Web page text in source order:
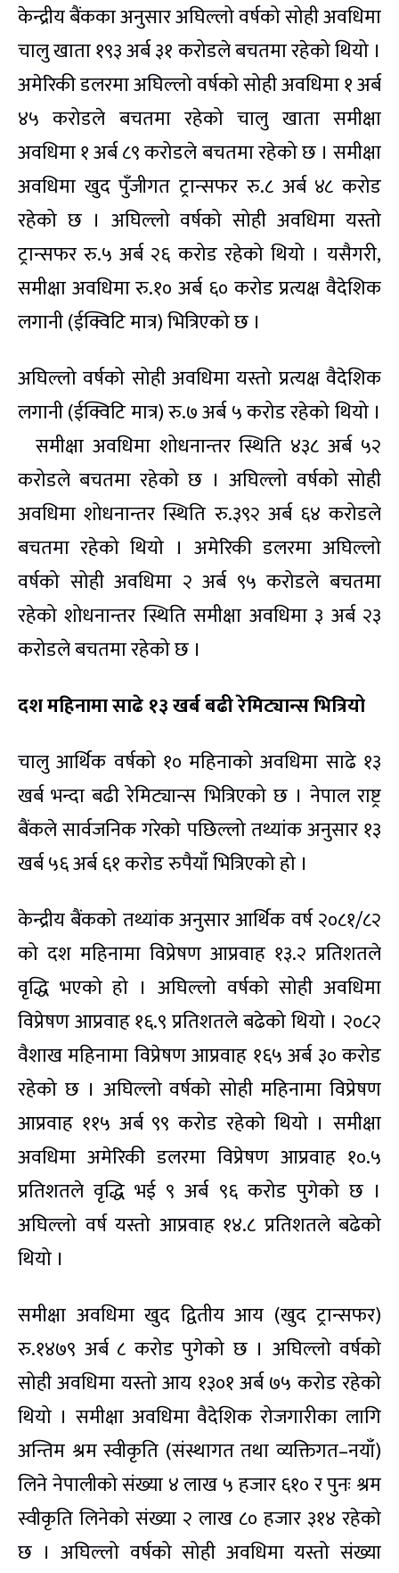
केन्द्रीय बैंकका अनुसार अघिल्लो वर्षको सोही अवधिमा
चालु खाता १९३ अर्ब ३१ करोडले बचतमा रहेको थियो ।
अमेरिकी डलरमा अघिल्लो वर्षको सोही अवधिमा १ अर्ब
४५ करोडले बचतमा रहेको चालु खाता समीक्षा
अवधिमा १ अर्ब ८९ करोडले बचतमा रहेको छ । समीक्षा
अवधिमा खुद पुँजीगत ट्रान्सफर रु.८ अर्ब ४८ करोड
रहेको छ । अघिल्लो वर्षको सोही अवधिमा यस्तो
ट्रान्सफर रु.५ अर्ब २६ करोड रहेको थियो । यसैगरी,
समीक्षा अवधिमा रु.१० अर्ब ६० करोड प्रत्यक्ष वैदेशिक
लगानी (ईक्विटि मात्र) भित्रिएको छ ।
अघिल्लो वर्षको सोही अवधिमा यस्तो प्रत्यक्ष वैदेशिक
लगानी (ईक्विटि मात्र) रु.७ अर्ब ५ करोड रहेको थियो ।
समीक्षा अवधिमा शोधनान्तर स्थिति ४३८ अर्ब ५२
करोडले बचतमा रहेको छ । अघिल्लो वर्षको सोही
अवधिमा शोधनान्तर स्थिति रु.३९२ अर्ब ६४ करोडले
बचतमा रहेको थियो । अमेरिकी डलरमा अघिल्लो
वर्षको सोही अवधिमा २ अर्ब ९५ करोडले बचतमा
रहेको शोधनान्तर स्थिति समीक्षा अवधिमा ३ अर्ब २३
करोडले बचतमा रहेको छ ।
दश महिनामा साढे १३ खर्ब बढी रेमिट्यान्स भित्रियो
चालु आर्थिक वर्षको १० महिनाको अवधिमा साढे १३
खर्ब भन्दा बढी रेमिट्यान्स भित्रिएको छ । नेपाल राष्ट्र
बैंकले सार्वजनिक गरेको पछिल्लो तथ्यांक अनुसार १३
खर्ब ५६ अर्ब ६१ करोड रुपैयाँ भित्रिएको हो ।
केन्द्रीय बैंकको तथ्यांक अनुसार आर्थिक वर्ष २०८१/८२
को दश महिनामा विप्रेषण आप्रवाह १३.२ प्रतिशतले
वृद्धि भएको हो । अघिल्लो वर्षको सोही अवधिमा
विप्रेषण आप्रवाह १६.९ प्रतिशतले बढेको थियो । २०८२
वैशाख महिनामा विप्रेषण आप्रवाह १६५ अर्ब ३० करोड
रहेको छ । अघिल्लो वर्षको सोही महिनामा विप्रेषण
आप्रवाह ११५ अर्ब ९९ करोड रहेको थियो । समीक्षा
अवधिमा अमेरिकी डलरमा विप्रेषण आप्रवाह १०.५
प्रतिशतले वृद्धि भई ९ अर्ब ९६ करोड पुगेको छ ।
अघिल्लो वर्ष यस्तो आप्रवाह १४.८ प्रतिशतले बढेको
थियो ।
समीक्षा अवधिमा खुद द्वितीय आय (खुद ट्रान्सफर)
रु.१४७९ अर्ब ८ करोड पुगेको छ । अघिल्लो वर्षको
सोही अवधिमा यस्तो आय १३०१ अर्ब ७५ करोड रहेको
थियो । समीक्षा अवधिमा वैदेशिक रोजगारीका लागि
अन्तिम श्रम स्वीकृति (संस्थागत तथा व्यक्तिगत–नयाँ)
लिने नेपालीको संख्या ४ लाख ५ हजार ६१० र पुनः श्रम
स्वीकृति लिनेको संख्या २ लाख ८० हजार ३१४ रहेको
छ । अघिल्लो वर्षको सोही अवधिमा यस्तो संख्या